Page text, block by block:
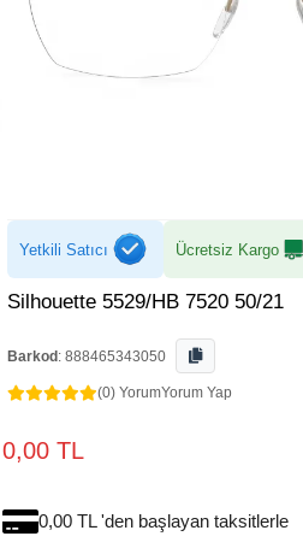
Yetkili Satıcı Ücretsiz Kargo
Silhouette 5529/HB 7520 50/21
Barkod : 888465343050
(0) YorumYorum Yap
0,00 TL
0,00 TL 'den başlayan taksitlerle